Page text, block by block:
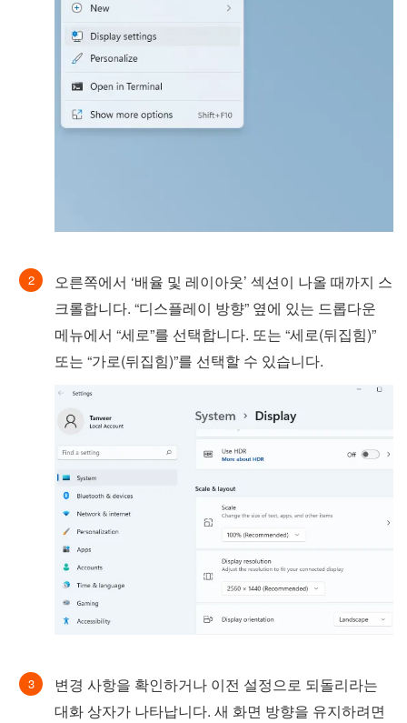
오른쪽에서 ‘배율 및 레이아웃’ 섹션이 나올 때까지 스
크롤합니다. “디스플레이 방향” 옆에 있는 드롭다운
메뉴에서 “세로”를 선택합니다. 또는 “세로(뒤집힘)”
또는 “가로(뒤집힘)”를 선택할 수 있습니다.
변경 사항을 확인하거나 이전 설정으로 되돌리라는
대화 상자가 나타납니다. 새 화면 방향을 유지하려면